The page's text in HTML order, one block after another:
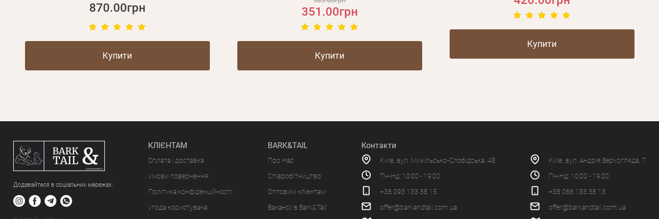
870.00грн
Купити
351.00грн
Купити
Купити
Додавайтеся в соціальних мережах:
КЛІЄНТАМ
Оплата і доставка
Умови повернення
Політика конфіденційності
Угода користувача
BARK&TAIL
Про Нас
Співробітництво
Оптовим клієнтам
Вакансії в Bark&Tail
Контакти
Київ, вул. Микільсько-Слобідська, 4В
Пн-Нд: 10:00 - 19:00
+38 093 133 38 15
offer@barkandtail.com.ua
Київ, вул. Андрія Верхогляда, 7
Пн-Нд: 10:00 - 19:00
+38 066 133 38 13
offer@barkandtail.com.ua